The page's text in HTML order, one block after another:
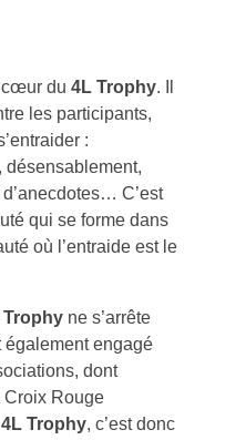
cœur du 4L Trophy. Il
les participants,
:
C’est
qui se forme dans
où l’entraide est le
Trophy ne s’arrête
également engagé
dont
Croix Rouge
4L Trophy, c’est donc